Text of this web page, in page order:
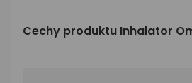
Cechy produktu Inhalator